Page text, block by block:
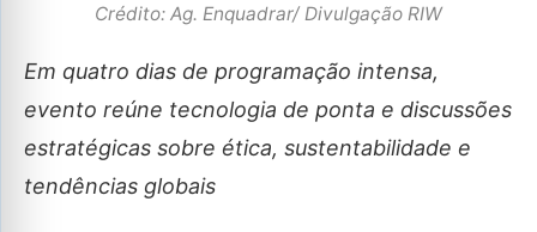
Crédito: Ag. Enquadrar/ Divulgação RIW
Em quatro dias de programação intensa,
evento reúne tecnologia de ponta e discussões
estratégicas sobre ética, sustentabilidade e
tendências globais